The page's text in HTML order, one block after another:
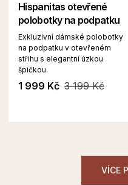
Hispanitas otevřené
polobotky na podpatku
Exkluzivní dámské polobotky
na podpatku v otevřeném
střihu s elegantní úzkou
špičkou.
1 999 Kč 3 199 Kč
VÍCE